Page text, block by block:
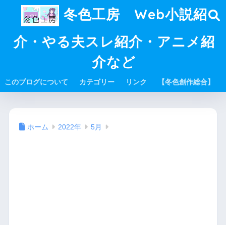
冬色工房 Web小説紹
介・やる夫スレ紹介・アニメ紹
介など
このブログについて カテゴリー リンク 【冬色創作総合】
ホーム 2022年 5月